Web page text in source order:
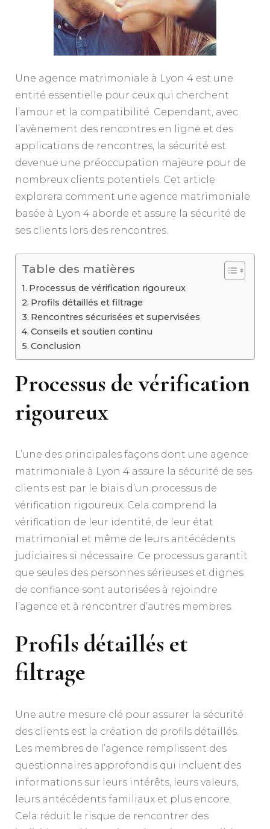
Une agence matrimoniale à Lyon 4 est une
entité essentielle pour ceux qui cherchent
l’amour et la compatibilité. Cependant, avec
l’avènement des rencontres en ligne et des
applications de rencontres, la sécurité est
devenue une préoccupation majeure pour de
nombreux clients potentiels. Cet article
explorera comment une agence matrimoniale
basée à Lyon 4 aborde et assure la sécurité de
ses clients lors des rencontres.
Table des matières
Processus de vérification rigoureux
Profils détaillés et filtrage
Rencontres sécurisées et supervisées
Conseils et soutien continu
Conclusion
Processus de vérification
rigoureux
L’une des principales façons dont une agence
matrimoniale à Lyon 4 assure la sécurité de ses
clients est par le biais d’un processus de
vérification rigoureux. Cela comprend la
vérification de leur identité, de leur état
matrimonial et même de leurs antécédents
judiciaires si nécessaire. Ce processus garantit
que seules des personnes sérieuses et dignes
de confiance sont autorisées à rejoindre
l’agence et à rencontrer d’autres membres.
Profils détaillés et
filtrage
Une autre mesure clé pour assurer la sécurité
des clients est la création de profils détaillés.
Les membres de l’agence remplissent des
questionnaires approfondis qui incluent des
informations sur leurs intérêts, leurs valeurs,
leurs antécédents familiaux et plus encore.
Cela réduit le risque de rencontrer des